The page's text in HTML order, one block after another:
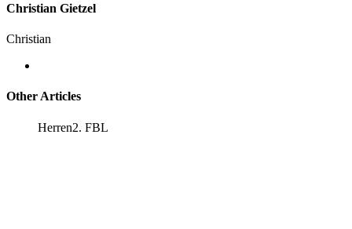
Christian Gietzel
Christian
Other Articles
Herren2. FBL